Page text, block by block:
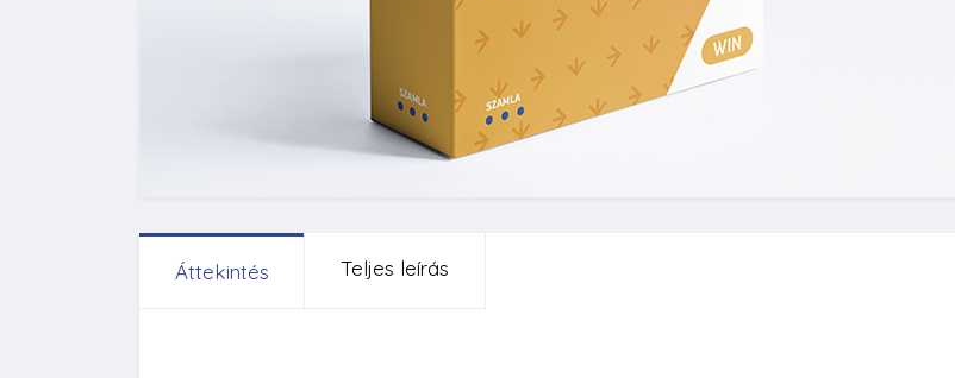
Áttekintés Teljes leírás